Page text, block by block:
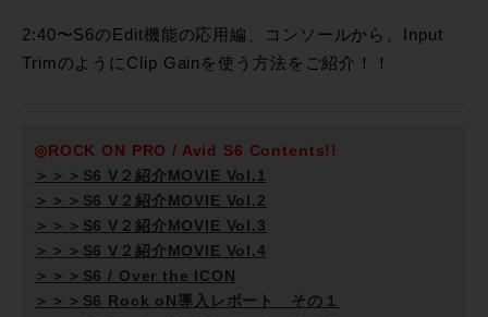
2:40〜S6のEdit機能の応用編、コンソールから、Input
TrimのようにClip Gainを使う方法をご紹介！！
◎ROCK ON PRO / Avid S6 Contents!!
＞＞＞S6 V２紹介MOVIE Vol.1
＞＞＞S6 V２紹介MOVIE Vol.2
＞＞＞S6 V２紹介MOVIE Vol.3
＞＞＞S6 V２紹介MOVIE Vol.4
＞＞＞S6 / Over the ICON
＞＞＞S6 Rock oN導入レポート その１